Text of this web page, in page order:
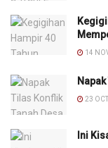
14
23
Ini